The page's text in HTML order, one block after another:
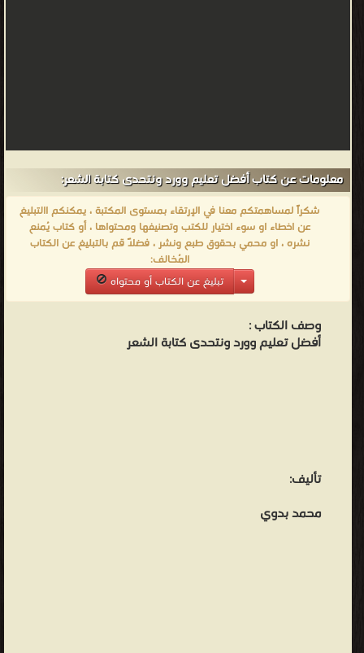
معلومات عن كتاب أفضل تعليم وورد ونتحدى كتابة الشعر:
شكراً لمساهمتكم معنا في الإرتقاء بمستوى المكتبة ، يمكنكم االتبليغ
عن اخطاء او سوء اختيار للكتب وتصنيفها ومحتواها ، أو كتاب يُمنع
نشره ، او محمي بحقوق طبع ونشر ، فضلاً قم بالتبليغ عن الكتاب
المُخالف:
تبليغ عن الكتاب أو محتواه
وصف الكتاب :
أفضل تعليم وورد ونتحدى كتابة الشعر
تأليف:
محمد بدوي